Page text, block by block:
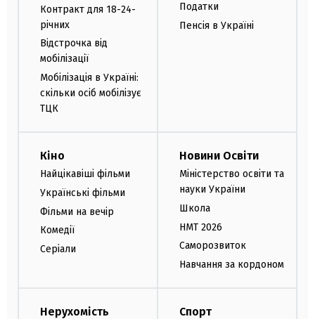
Контракт для 18-24-
річних
Відстрочка від
мобілізації
Мобілізація в Україні:
скільки осіб мобілізує
ТЦК
Податки
Пенсія в Україні
Кіно
Найцікавіші фільми
Українські фільми
Фільми на вечір
Комедії
Серіали
Новини Освіти
Міністерство освіти та
науки України
Школа
НМТ 2026
Саморозвиток
Навчання за кордоном
Нерухомість Спорт